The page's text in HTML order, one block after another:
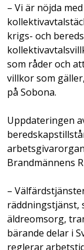
– Vi är nöjda
krigs- och
som råder och
villkor som
på Sobona.
Uppdateringen
Brandmännens
–
räddningstjänst,
äldreomsorg,
bärande delar i
reglerar